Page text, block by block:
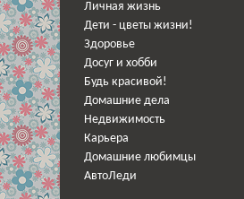
Личная жизнь
Дети - цветы жизни!
Здоровье
Досуг и хобби
Будь красивой!
Домашние дела
Недвижимость
Карьера
Домашние любимцы
АвтоЛеди